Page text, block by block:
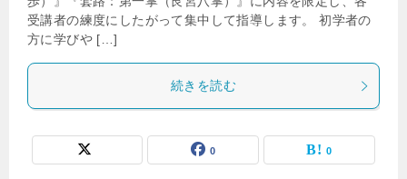
受講者の練度にしたがって集中して指導します。 初学者の
方に学びや […]
続きを読む
0 0